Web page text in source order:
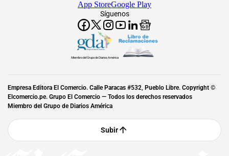
Síguenos
App StoreGoogle Play
Miembro del Grupo de Diarios América
Empresa Editora El Comercio. Calle Paracas #532, Pueblo Libre. Copyright ©
Elcomercio.pe. Grupo El Comercio — Todos los derechos reservados
Miembro del Grupo de Diarios América
Subir